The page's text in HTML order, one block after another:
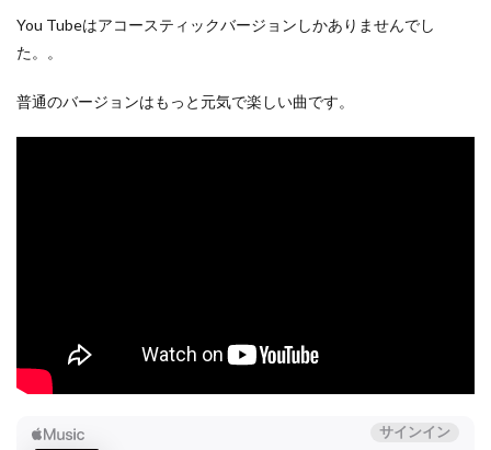
You Tubeはアコースティックバージョンしかありませんでし
た。。
普通のバージョンはもっと元気で楽しい曲です。